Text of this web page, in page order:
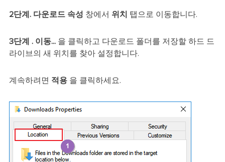
2단계. 다운로드 속성 창에서 위치 탭으로 이동합니다.
3단계 . 이동...을 클릭하고 다운로드 폴더를 저장할 하드 드
라이브의 새 위치를 찾아 설정합니다.
계속하려면 적용을 클릭하세요.